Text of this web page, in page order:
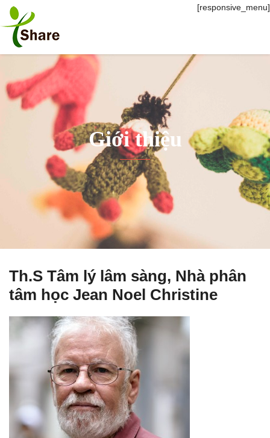
[responsive_menu]
Giới thiệu
Th.S Tâm lý lâm sàng, Nhà phân
tâm học Jean Noel Christine